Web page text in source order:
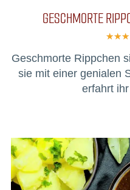
GESCHMORTE
Geschmorte Rippchen
sie mit einer genialen
erfahrt